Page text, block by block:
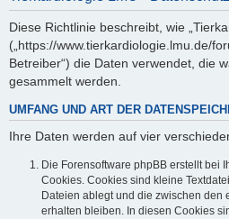
Diese Richtlinie beschreibt, wie
(„https://www.tierkardiologie.lmu.de/
Betreiber“) die Daten verwendet, die
gesammelt werden.
UMFANG UND ART DER
Ihre Daten werden auf vier
Die Forensoftware phpBB erstellt bei
Cookies. Cookies sind kleine
Dateien ablegt und die zwischen den
erhalten bleiben. In diesen Cookies